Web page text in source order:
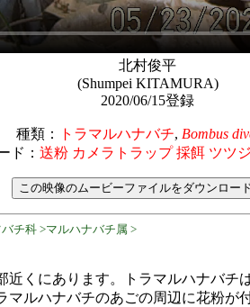
北村俊平
(Shumpei KITAMURA)
2020/06/15登録
種類： トラマルハナバチ, Bombus
ド： 送粉 カメラトラップ 採餌 ツツ
チ科 >マルハナバチ属 >
近くにあります。トラマルハナバチ
ルハナバチのあごの周辺に花粉が